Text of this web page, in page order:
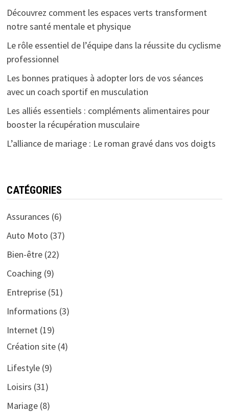
Découvrez comment les espaces verts transforment
notre santé mentale et physique
Le rôle essentiel de l’équipe dans la réussite du cyclisme
professionnel
Les bonnes pratiques à adopter lors de vos séances
avec un coach sportif en musculation
Les alliés essentiels : compléments alimentaires pour
booster la récupération musculaire
L’alliance de mariage : Le roman gravé dans vos doigts
CATÉGORIES
Assurances (6)
Auto Moto (37)
Bien-être(22)
Coaching (9)
Entreprise(51)
Informations (3)
Internet(19)
Création site(4)
Lifestyle(9)
Loisirs (31)
Mariage(8)